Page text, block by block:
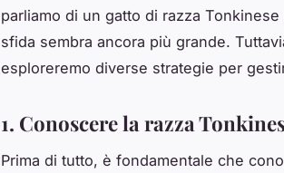
parliamo di un gatto di razza
sfida sembra ancora più grande.
esploreremo diverse strategie per
1. Conoscere la razza
Prima di tutto, è fondamentale che